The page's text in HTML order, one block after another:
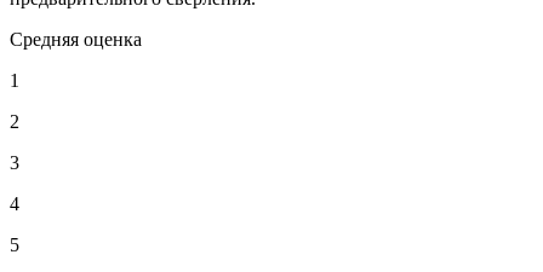
Средняя оценка
1
2
3
4
5